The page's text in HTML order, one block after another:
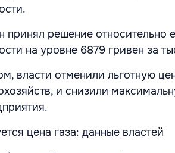
принял решение относительно
на уровне 6879 гривен за
власти отменили льготную
и снизили
цена газа: данные властей